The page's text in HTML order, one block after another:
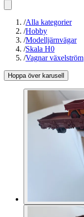
/Alla kategorier
/Hobby
/Modelljärnvägar
/Skala H0
/Vagnar växelström
Hoppa över karusell